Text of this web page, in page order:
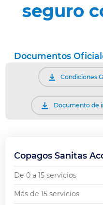
seguro
Documentos
Condiciones
Documento de
Copagos Sanitas
De 0 a 15 servicios
Más de 15 servicios